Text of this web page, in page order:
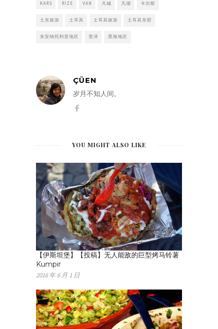
KARS RIZE VAN 凡城 凡湖 卡尔斯
土东旅游 土耳其 土耳其旅游 土耳其东部
东安纳托利亚地区 里泽 黑海地区
ÇÜEN
岁月不知人间。
YOU MIGHT ALSO LIKE
【伊斯坦堡】【投稿】无人能敌的巨型烤马铃薯
Kumpir
2016 年 6 月 1 日